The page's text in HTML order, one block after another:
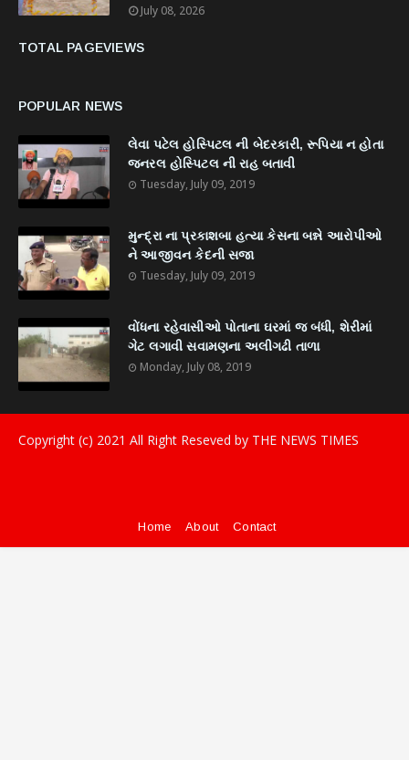
July 08, 2026
TOTAL PAGEVIEWS
POPULAR NEWS
લેવા પટેલ હોસ્પિટલ ની બેદરકારી, રૂપિયા ન હોતા
જનરલ હોસ્પિટલ ની રાહ બતાવી
Tuesday, July 09, 2019
મુન્દ્રા ના પ્રકાશબા હત્યા કેસના બન્ને આરોપીઓ
ને આજીવન કેદની સજા
Tuesday, July 09, 2019
વોંધના રહેવાસીઓ પોતાના ઘરમાં જ બંધી, શેરીમાં
ગેટ લગાવી સવામણના અલીગઢી તાળા
Monday, July 08, 2019
Copyright (c) 2021 All Right Reseved by THE NEWS TIMES
Home About Contact